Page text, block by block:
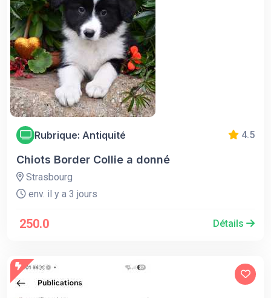
Rubrique: Antiquité 4.5
Chiots Border Collie a donné
Strasbourg
env. il y a 3 jours
250.0 Détails